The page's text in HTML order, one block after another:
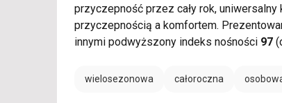
przyczepność przez cały rok,
przyczepnością a komfortem.
innymi podwyższony indeks nośności 97
wielosezonowa całoroczna